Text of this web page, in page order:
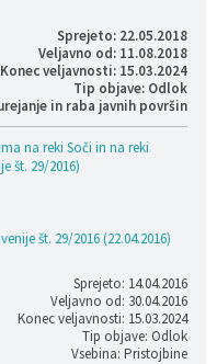
Sprejeto: 22.05.2018
Veljavno od: 11.08.2018
Konec veljavnosti: 15.03.2024
Tip objave: Odlok
in raba javnih površin
na reki Soči in na reki
št. 29/2016)
št. 29/2016 (22.04.2016)
Sprejeto: 14.04.2016
Veljavno od: 30.04.2016
Konec veljavnosti: 15.03.2024
Tip objave: Odlok
Vsebina: Pristojbine